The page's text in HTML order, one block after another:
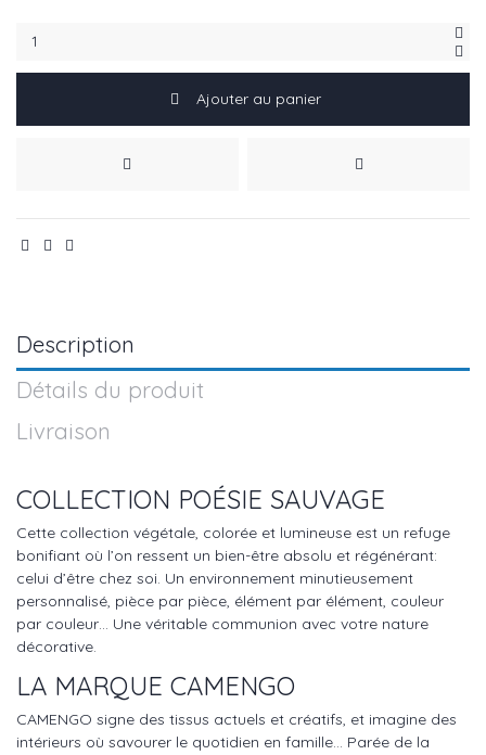
Ajouter au panier
Description
Détails du produit
Livraison
COLLECTION POÉSIE SAUVAGE
Cette collection végétale, colorée et lumineuse est un refuge
bonifiant où l’on ressent un bien-être absolu et régénérant:
celui d’être chez soi. Un environnement minutieusement
personnalisé, pièce par pièce, élément par élément, couleur
par couleur… Une véritable communion avec votre nature
décorative.
LA MARQUE CAMENGO
CAMENGO signe des tissus actuels et créatifs, et imagine des
intérieurs où savourer le quotidien en famille… Parée de la